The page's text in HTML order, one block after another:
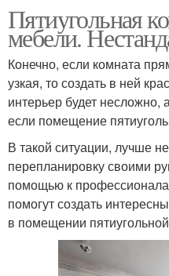
Пятиугольная
мебели.
Конечно, если комната
узкая, то создать в ней
интерьер будет несложно,
если помещение
В такой ситуации, лучше
перепланировку своими
помощью к
помогут создать
в помещении